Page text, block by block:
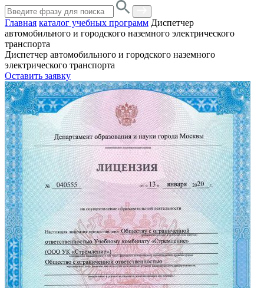
Главная каталог учебных программ Диспетчер
автомобильного и городского наземного электрического
транспорта
Диспетчер автомобильного и городского наземного
электрического транспорта
Оставить заявку